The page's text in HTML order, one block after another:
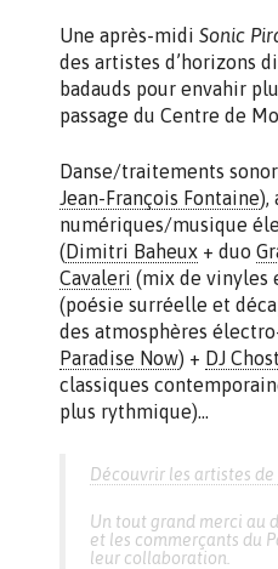
Une après-midiSonic
des artistes d’horizons
badauds pour envahir
passage du Centre de
Danse/traitements
Jean-François Fontaine),
numériques/musique
(Dimitri Baheux + duo
Cavaleri (mix de vinyles
(poésie surréelle et
des atmosphères
Paradise Now) + DJ
classiques
plus rythmique)…
Découvrir les artistes
Un tout grand merci au
et les commerçants du
leur collaboration.